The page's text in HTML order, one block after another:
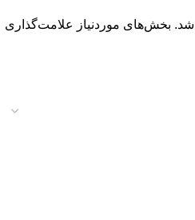
شد. بخش‌های موردنیاز علامت‌گذاری